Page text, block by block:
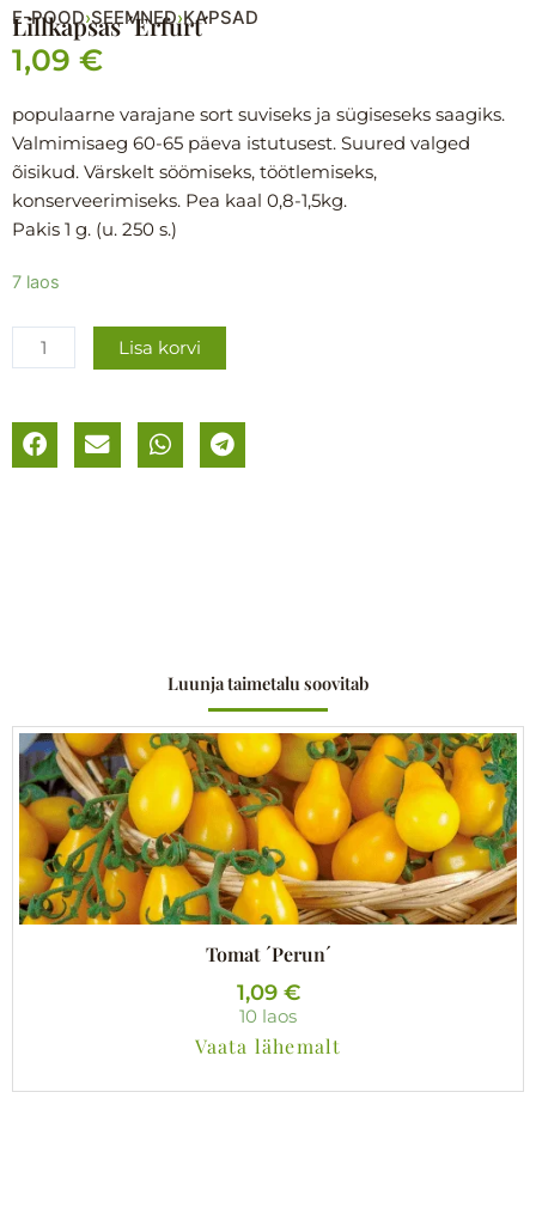
E-POOD›SEEMNED›KAPSAD
Lillkapsas ´Erfurt´
1,09 €
populaarne varajane sort suviseks ja sügiseseks saagiks.
Valmimisaeg 60-65 päeva istutusest. Suured valged
õisikud. Värskelt söömiseks, töötlemiseks,
konserveerimiseks. Pea kaal 0,8-1,5kg.
Pakis 1 g. (u. 250 s.)
7 laos
Lillkapsas
kogus
Lisa korvi
Luunja taimetalu soovitab
Tomat ´Perun´
1,09 €
10 laos
Vaata lähemalt